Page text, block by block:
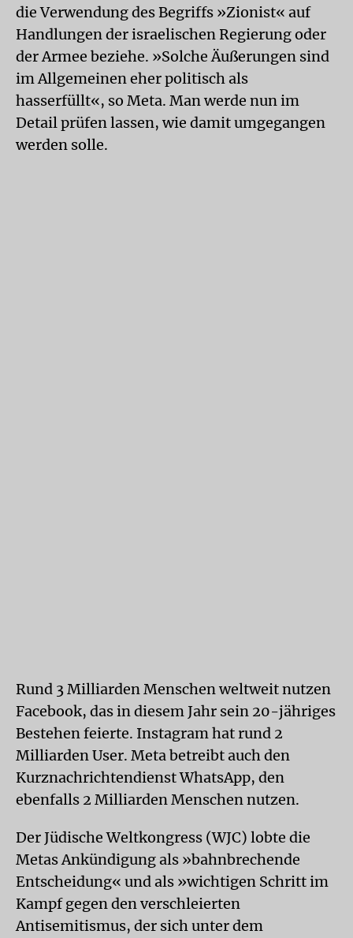
die Verwendung des Begriffs »Zionist« auf
Handlungen der israelischen Regierung oder
der Armee beziehe. »Solche Äußerungen sind
im Allgemeinen eher politisch als
hasserfüllt«, so Meta. Man werde nun im
Detail prüfen lassen, wie damit umgegangen
werden solle.
Rund 3 Milliarden Menschen weltweit nutzen
Facebook, das in diesem Jahr sein 20-jähriges
Bestehen feierte. Instagram hat rund 2
Milliarden User. Meta betreibt auch den
Kurznachrichtendienst WhatsApp, den
ebenfalls 2 Milliarden Menschen nutzen.
Der Jüdische Weltkongress (WJC) lobte die
Metas Ankündigung als »bahnbrechende
Entscheidung« und als »wichtigen Schritt im
Kampf gegen den verschleierten
Antisemitismus, der sich unter dem